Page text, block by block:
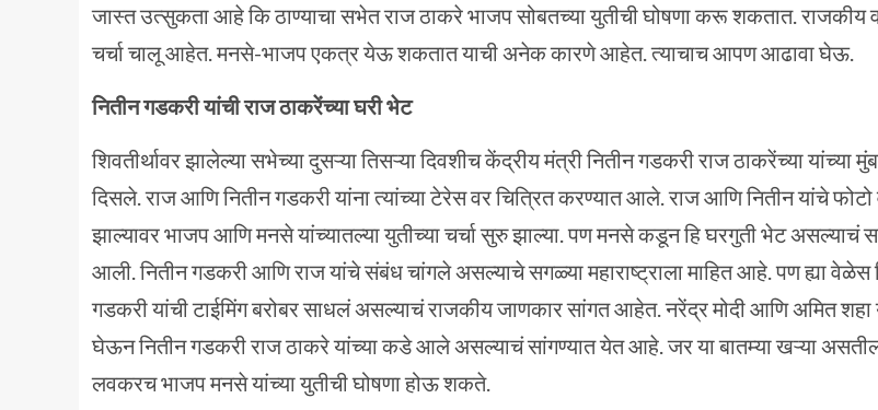
जास्त उत्सुकता आहे कि ठाण्याचा सभेत राज ठाकरे भाजप सोबतच्या युतीची घोषणा करू शकतात. राजकीय
चर्चा चालू आहेत. मनसे-भाजप एकत्र येऊ शकतात याची अनेक कारणे आहेत. त्याचाच आपण आढावा घेऊ.
नितीन गडकरी यांची राज ठाकरेंच्या घरी भेट
शिवतीर्थावर झालेल्या सभेच्या दुसऱ्या तिसऱ्या दिवशीच केंद्रीय मंत्री नितीन गडकरी राज ठाकरेंच्या यांच्या
दिसले. राज आणि नितीन गडकरी यांना त्यांच्या टेरेस वर चित्रित करण्यात आले. राज आणि नितीन यांचे
झाल्यावर भाजप आणि मनसे यांच्यातल्या युतीच्या चर्चा सुरु झाल्या. पण मनसे कडून हि घरगुती भेट असल्याचं
आली. नितीन गडकरी आणि राज यांचे संबंध चांगले असल्याचे सगळ्या महाराष्ट्राला माहित आहे. पण ह्या वेळेस
गडकरी यांची टाईमिंग बरोबर साधलं असल्याचं राजकीय जाणकार सांगत आहेत. नरेंद्र मोदी आणि अमित
घेऊन नितीन गडकरी राज ठाकरे यांच्या कडे आले असल्याचं सांगण्यात येत आहे. जर या बातम्या खऱ्या
लवकरच भाजप मनसे यांच्या युतीची घोषणा होऊ शकते.